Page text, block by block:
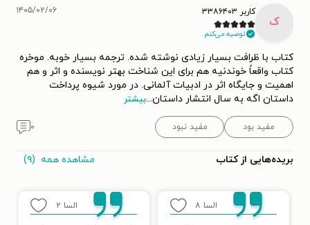
ک
کاربر ۳۳۸۶۴۰۳
توصیه می‌کنم.
۱۴۰۵/۰۲/۰۶
کتاب با ظرافت بسیار زیادی نوشته شده. ترجمه بسیار خوبه. موخره
کتاب واقعاً خوندنیه هم برای این شناخت بهتر نویسنده و اثر و هم
اهمیت و جایگاه اثر در ادبیات آلمانی. در مورد شیوه پرداخت
داستان اگه به سال انتشار داستان...بیشتر
مفید بود مفید نبود ۰
بریده‌هایی از کتاب مشاهده همه (۹)
السا ۸ السا ۲